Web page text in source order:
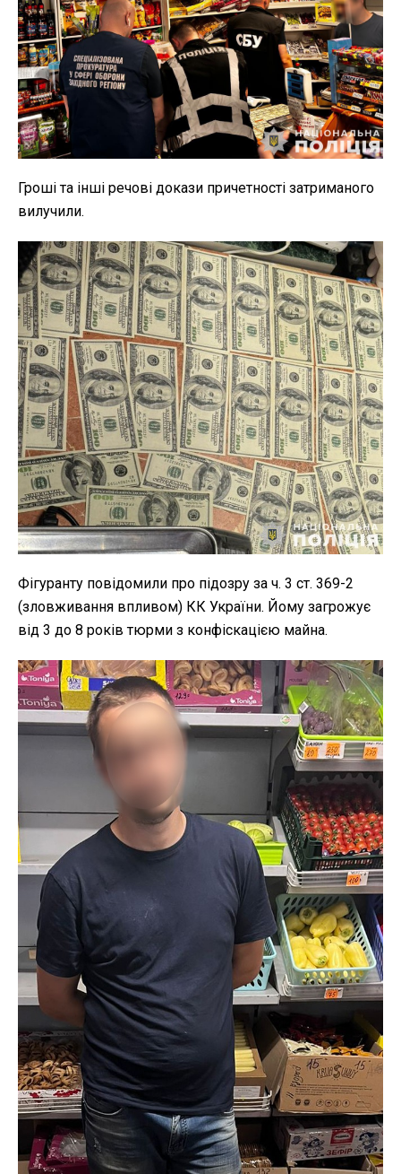
Гроші та інші речові докази причетності затриманого
вилучили.
Фігуранту повідомили про підозру за ч. 3 ст. 369-2
(зловживання впливом) КК України. Йому загрожує
від 3 до 8 років тюрми з конфіскацією майна.